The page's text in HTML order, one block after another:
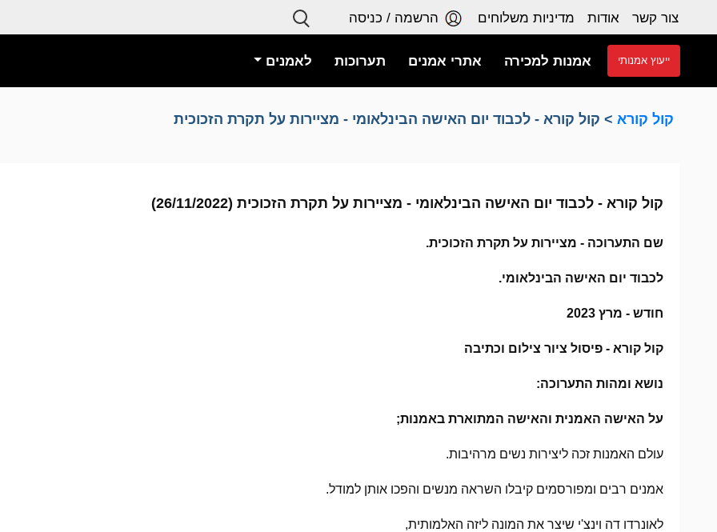
צור קשר אודות מדיניות משלוחים הרשמה / כניסה
ייעוץ אמנותי אמנות למכירה אתרי אמנים תערוכות לאמנים
קול קורא> קול קורא - לכבוד יום האישה הבינלאומי - מציירות על תקרת הזכוכית
קול קורא - לכבוד יום האישה הבינלאומי - מציירות על תקרת הזכוכית (26/11/2022)
שם התערוכה - מציירות על תקרת הזכוכית.
לכבוד יום האישה הבינלאומי.
חודש - מרץ 2023
קול קורא - פיסול ציור צילום וכתיבה
נושא ומהות התערוכה:
על האישה האמנית והאישה המתוארת באמנות;
עולם האמנות זכה ליצירות נשים מרהיבות.
אמנים רבים ומפורסמים קיבלו השראה מנשים והפכו אותן למודל.
לאונרדו דה וינצ'י שיצר את המונה ליזה האלמותית,